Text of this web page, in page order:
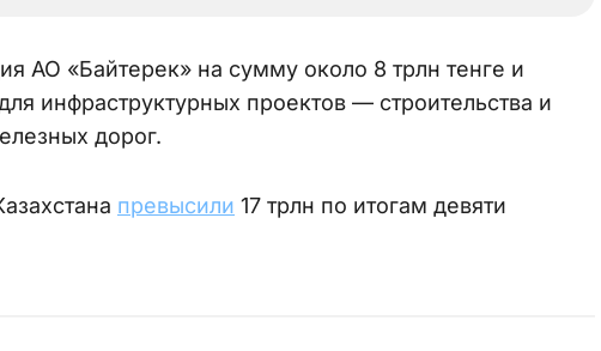
АО «Байтерек» на сумму около 8 трлн тенге и
инфраструктурных проектов — строительства и
дорог.
превысили 17 трлн по итогам девяти